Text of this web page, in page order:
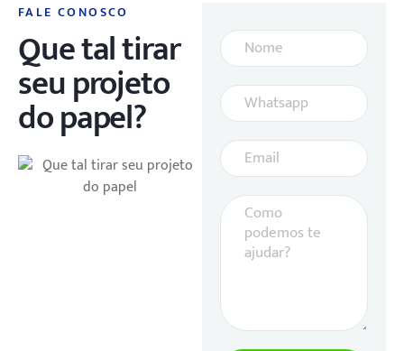
FALE CONOSCO
Que tal tirar
seu projeto
do papel?